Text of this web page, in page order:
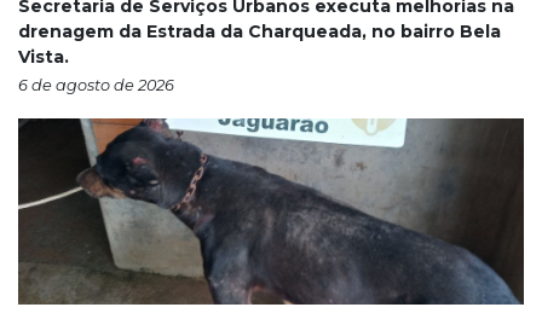
Secretaria de Serviços Urbanos executa melhorias na
drenagem da Estrada da Charqueada, no bairro Bela
Vista.
6 de agosto de 2026